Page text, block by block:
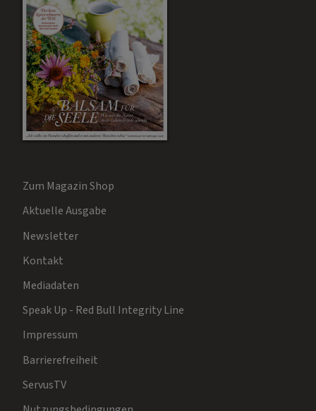
Zum Magazin Shop
Aktuelle Ausgabe
Newsletter
Kontakt
Mediadaten
Speak Up - Red Bull Integrity Line
Impressum
Barrierefreiheit
ServusTV